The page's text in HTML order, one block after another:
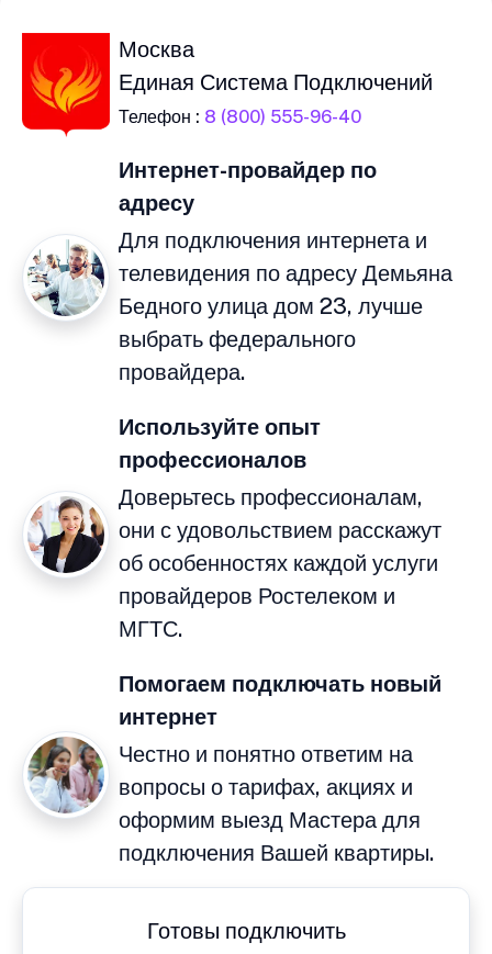
Москва
Единая Система Подключений
Телефон : 8 (800) 555-96-40
Интернет-провайдер по
адресу
Для подключения интернета и
телевидения по адресу Демьяна
Бедного улица дом 23, лучше
выбрать федерального
провайдера.
Используйте опыт
профессионалов
Доверьтесь профессионалам,
они с удовольствием расскажут
об особенностях каждой услуги
провайдеров Ростелеком и
МГТС.
Помогаем подключать новый
интернет
Честно и понятно ответим на
вопросы о тарифах, акциях и
оформим выезд Мастера для
подключения Вашей квартиры.
Готовы подключить